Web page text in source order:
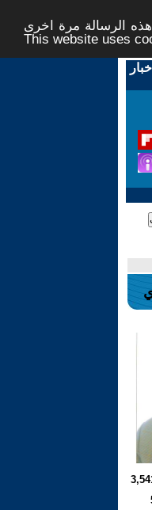
الرسالة مرة اخرى -
This website uses
اخبار